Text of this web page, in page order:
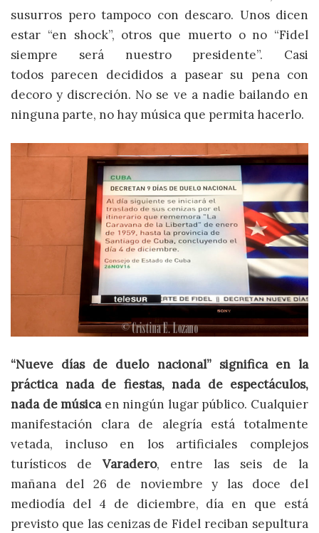
susurros pero tampoco con descaro. Unos dicen
estar “en shock”, otros que muerto o no “Fidel
siempre será nuestro presidente”. Casi
todos parecen decididos a pasear su pena con
decoro y discreción. No se ve a nadie bailando en
ninguna parte, no hay música que permita hacerlo.
“Nueve días de duelo nacional” significa en la
práctica nada de fiestas, nada de espectáculos,
nada de músicaen ningún lugar público. Cualquier
manifestación clara de alegría está totalmente
vetada, incluso en los artificiales complejos
turísticos de Varadero, entre las seis de la
mañana del 26 de noviembre y las doce del
mediodía del 4 de diciembre, día en que está
previsto que las cenizas de Fidel reciban sepultura